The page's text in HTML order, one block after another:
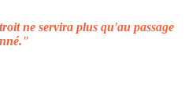
ne servira plus qu'au passage